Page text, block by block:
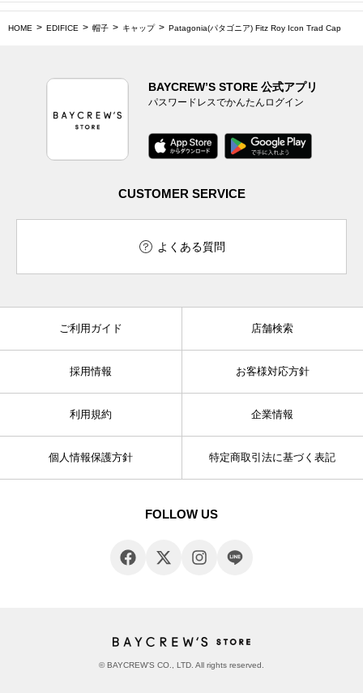
HOME EDIFICE 帽子 キャップ Patagonia(パタゴニア) Fitz Roy Icon Trad Cap
BAYCREW’S STORE 公式アプリ
パスワードレスでかんたんログイン
CUSTOMER SERVICE
よくある質問
ご利用ガイド 店舗検索
採用情報 お客様対応方針
利用規約 企業情報
個人情報保護方針 特定商取引法に基づく表記
FOLLOW US
© BAYCREW’S CO., LTD. All rights reserved.